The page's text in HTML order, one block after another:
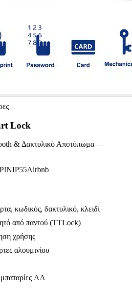
Lock
& Δακτυλικό Αποτύπωμα —
PINIP55Airbnb
κωδικός, δακτυλικό, κλειδί
από παντού (TTLock)
χρήσης
αλουμινίου
AA